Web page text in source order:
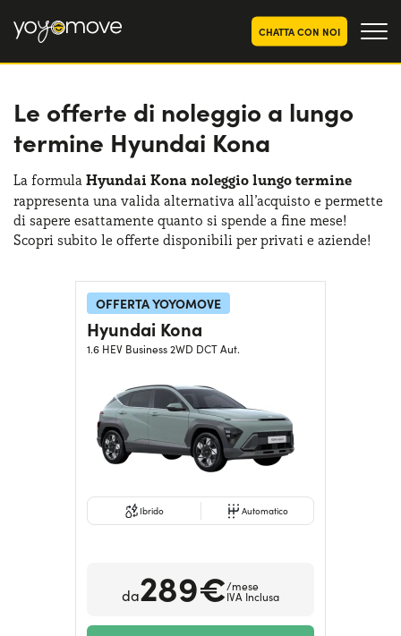
CHATTA CON NOI
OFFERTE NOLEGGIO
LUNGO TERMINE
Privati
Aziende e P.IVA
OFFERTE NOLEGGIO
CHI SIAMO
La nostra storia
COME FUNZIONA
PERCHÉ CONVIENE
SCEGLI UN PAESE
Serve assistenza?
Le offerte di noleggio a lungo
termine Hyundai Kona
La formula Hyundai Kona noleggio lungo termine
rappresenta una valida alternativa all’acquisto e permette
di sapere esattamente quanto si spende a fine mese!
Scopri subito le offerte disponibili per privati e aziende!
OFFERTA YOYOMOVE
Hyundai Kona
1.6 HEV Business 2WD DCT Aut.
Ibrido Automatico
da289€/mese
IVA Inclusa